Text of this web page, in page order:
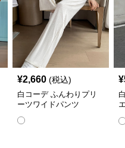
¥2,660 (税込)
白コーデ ふんわりプリ
ーツワイドパンツ
¥